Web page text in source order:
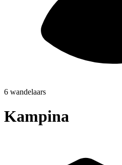
6 wandelaars
Kampina